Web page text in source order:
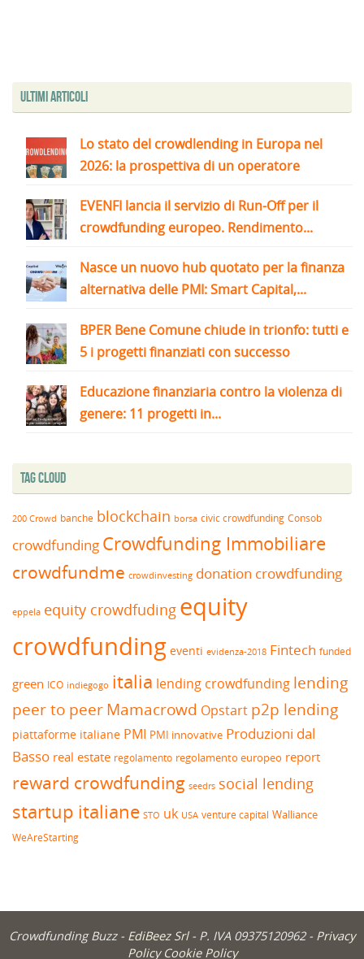
Ultimi articoli
Lo stato del crowdlending in Europa nel
2026: la prospettiva di un operatore
EVENFI lancia il servizio di Run-Off per il
crowdfunding europeo. Rendimento...
Nasce un nuovo hub quotato per la finanza
alternativa delle PMI: Smart Capital,...
BPER Bene Comune chiude in trionfo: tutti e
5 i progetti finanziati con successo
Educazione finanziaria contro la violenza di
genere: 11 progetti in...
Tag Cloud
200 Crowd banche blockchain borsa civic crowdfunding Consob
crowdfunding Crowdfunding Immobiliare
crowdfundme crowdinvesting donation crowdfunding
eppela equity crowdfuding equity
crowdfunding eventi evidenza-2018 Fintech funded
green ICO indiegogo italia lending crowdfunding lending
peer to peerMamacrowd Opstart p2p lending
piattaforme italiane PMI PMI innovative Produzioni dal
Basso real estate regolamento regolamento europeo report
reward crowdfunding seedrs social lending
startup italiane STO uk USA venture capital Walliance
WeAreStarting
Crowdfunding Buzz - EdiBeez Srl - P. IVA 09375120962 - Privacy
Policy Cookie Policy